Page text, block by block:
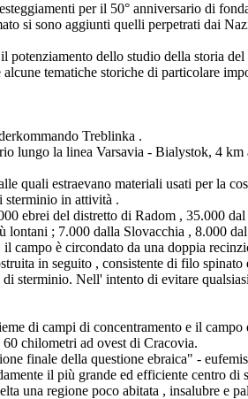
per il 50° anniversario di
si sono aggiunti quelli perpetrati dai
dello studio della storia
tematiche storiche di particolare
Treblinka .
lungo la linea Varsavia - Bialystok, 4
quali estraevano materiali usati per la
sterminio in attività .
ebrei del distretto di Radom , 35.000
; 7.000 dalla Slovacchia , 8.000
è circondato da una doppia
in seguito , consistente di filo
sterminio. Nell' intento di evitare
di campi di concentramento e il
chilometri ad ovest di Cracovia.
finale della questione ebraica" -
il più grande ed efficiente centro
una regione poco abitata , insalubre e